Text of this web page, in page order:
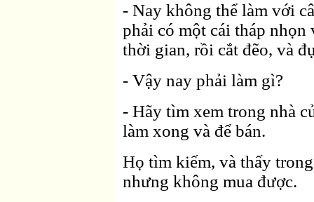
- Nay không thể làm với
phải có một cái tháp
thời gian, rồi cắt đẽo, và
- Vậy nay phải làm gì?
- Hãy tìm xem trong nhà
làm xong và để bán.
Họ tìm kiếm, và thấy
nhưng không mua được.